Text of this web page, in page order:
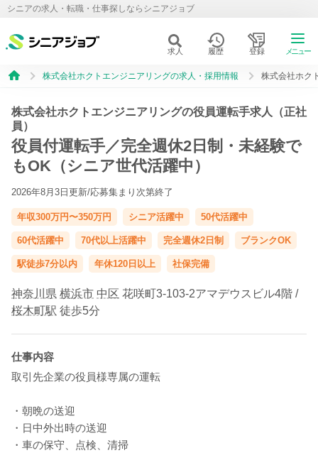
シニアの求人・転職・仕事探しならシニアジョブ
求人 履歴 登録 メニュー
株式会社ホクトエンジニアリングの求人・採用情報 株式会社ホク
株式会社ホクトエンジニアリングの役員運転手求人（正社
員）
役員付運転手／完全週休2日制・未経験で
もOK（シニア世代活躍中）
2026年8月3日更新/応募集まり次第終了
年収300万円〜350万円 シニア活躍中 50代活躍中
60代活躍中 70代以上活躍中 完全週休2日制 ブランクOK
駅徒歩7分以内 年休120日以上 社保完備
神奈川県 横浜市 中区 花咲町3-103-2アマデウスビル4階 /
桜木町駅 徒歩5分
仕事内容
取引先企業の役員様専属の運転
・朝晩の送迎
・日中外出時の送迎
・車の保守、点検、清掃